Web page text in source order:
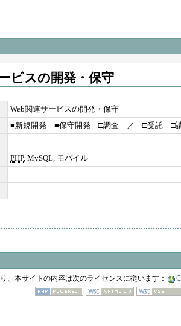
ビスの開発・保守
Web関連サービスの開発・保守
■新規開発 ■保守開発 □調査 ／ □受託 □
PHP, MySQL, モバイル
、本サイトの内容は次のライセンスに従います：